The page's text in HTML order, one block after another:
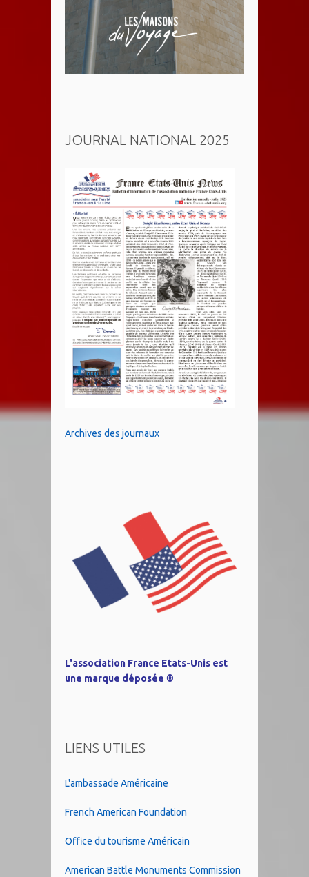
JOURNAL NATIONAL 2025
Archives des journaux
L'association France Etats-Unis est
une marque déposée ®
LIENS UTILES
L'ambassade Américaine
French American Foundation
Office du tourisme Américain
American Battle Monuments Commission